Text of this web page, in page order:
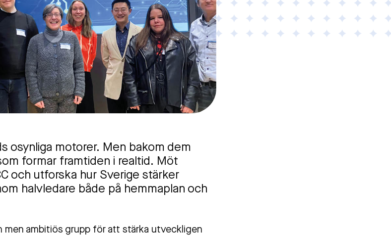
osynliga motorer. Men bakom dem
formar framtiden i realtid. Möt
och utforska hur Sverige stärker
halvledare både på hemmaplan och
men ambitiös grupp för att stärka utveckligen